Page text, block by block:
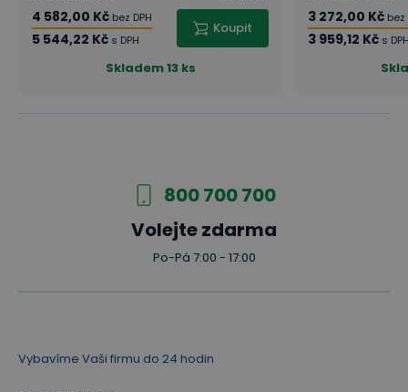
4 582,00 Kč bez DPH
5 544,22 Kč s DPH
Koupit
Skladem13 ks
3 272,00 Kč bez
3 959,12 Kč s
800 700 700
Volejte zdarma
Po-Pá 7:00 - 17:00
Vybavíme Vaši firmu do 24 hodin